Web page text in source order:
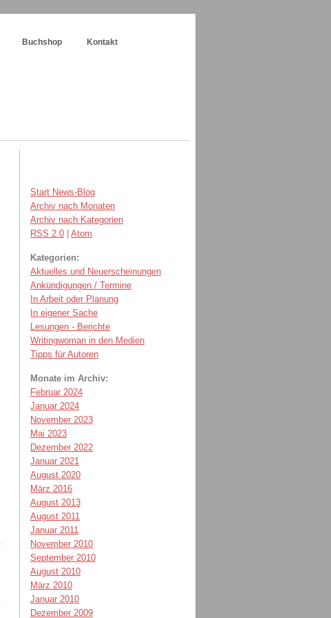
Buchshop Kontakt
Start News-Blog
Archiv nach Monaten
Archiv nach Kategorien
RSS 2.0 | Atom
Kategorien:
Aktuelles und Neuerscheinungen
Ankündigungen / Termine
In Arbeit oder Planung
In eigener Sache
Lesungen - Berichte
Writingwoman in den Medien
Tipps für Autoren
Monate im Archiv:
Februar 2024
Januar 2024
November 2023
Mai 2023
Dezember 2022
Januar 2021
August 2020
März 2016
August 2013
August 2011
Januar 2011
November 2010
September 2010
August 2010
März 2010
Januar 2010
Dezember 2009